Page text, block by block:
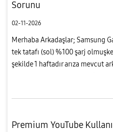
Sorunu
02-11-2026
Merhaba Arkadaşlar; Samsung
tek tatafı (sol) %100 şarj
şekilde 1 haftadır arıza mevcut
Premium YouTube